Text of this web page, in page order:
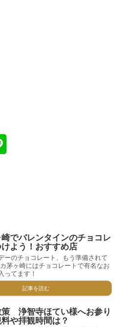
でバレンタインのチョコレ
よう！おすすめ店
ーのチョコレート、もう準備されて
茅ヶ崎にはチョコレートで有名なお
ってます！
記事を読む
策 浄智寺ほてい様へお参り
や拝観時間は？